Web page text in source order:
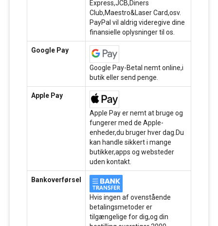
Express,JCB,Diners
Club,Maestro&Laser Card,osv.
PayPal vil aldrig videregive dine
finansielle oplysninger til os.
Google Pay
Google Pay-Betal nemt online,i
butik eller send penge.
Apple Pay
Apple Pay er nemt at bruge og
fungerer med de Apple-
enheder,du bruger hver dag.Du
kan handle sikkert i mange
butikker,apps og websteder
uden kontakt.
Bankoverførsel
Hvis ingen af ovenstående
betalingsmetoder er
tilgængelige for dig,og din